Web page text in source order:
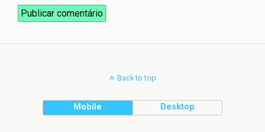
Back to top
Mobile Desktop